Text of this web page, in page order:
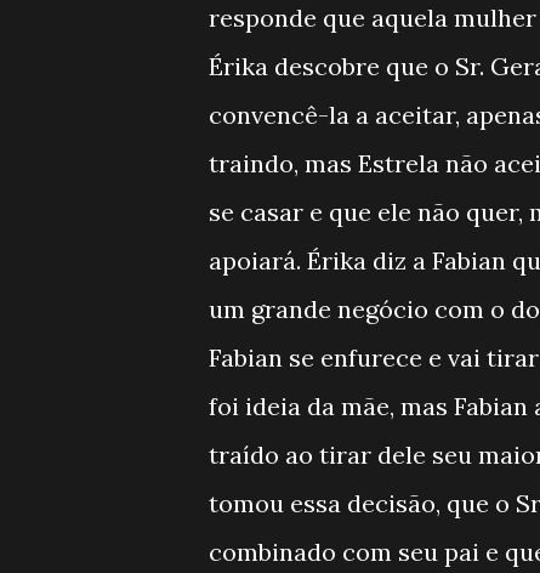
responde que aquela
Érika descobre que o Sr.
convencê-la a aceitar,
traindo, mas Estrela não
se casar e que ele não quer,
apoiará. Érika diz a Fabian
um grande negócio com o
Fabian se enfurece e vai
foi ideia da mãe, mas
traído ao tirar dele seu
tomou essa decisão, que o
combinado com seu pai e